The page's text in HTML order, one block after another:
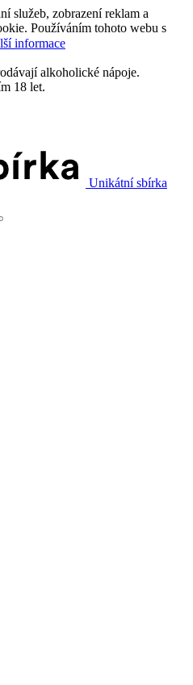
služeb, zobrazení reklam a
Používáním tohoto webu s
informace
alkoholické nápoje.
18 let.
Unikátní sbírka